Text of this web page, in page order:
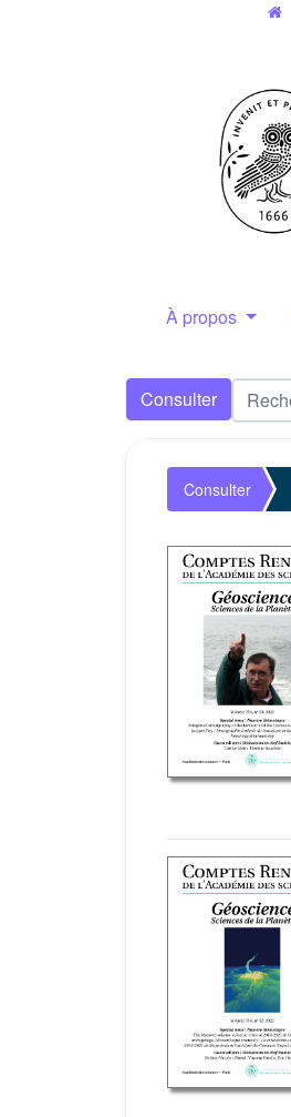
À propos
Consulter
Consulter